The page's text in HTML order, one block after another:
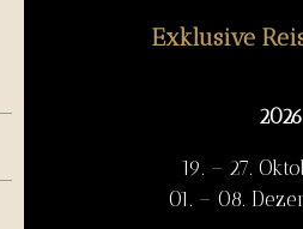
Exklusive
2026
19. – 27.
01. – 08.